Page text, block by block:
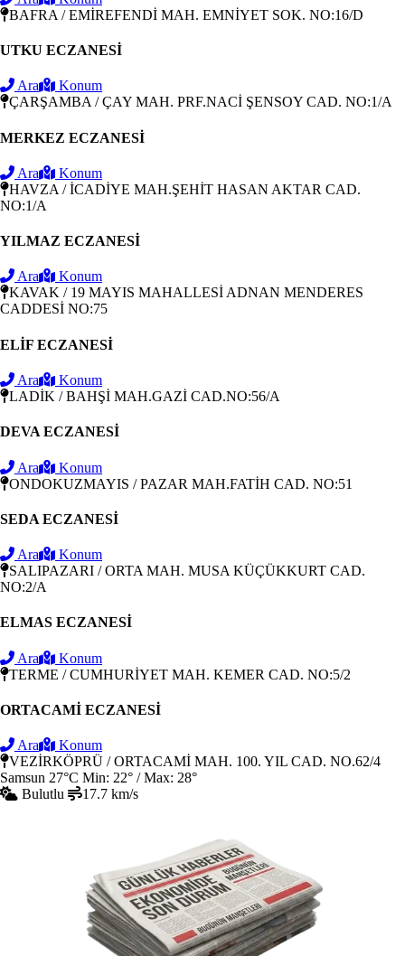
BAFRA / EMİREFENDİ MAH. EMNİYET SOK. NO:16/D
UTKU ECZANESİ
Ara
Konum
ÇARŞAMBA / ÇAY MAH. PRF.NACİ ŞENSOY CAD. NO:1/A
MERKEZ ECZANESİ
Ara
Konum
HAVZA / İCADİYE MAH.ŞEHİT HASAN AKTAR CAD.
NO:1/A
YILMAZ ECZANESİ
Ara
Konum
KAVAK / 19 MAYIS MAHALLESİ ADNAN MENDERES
CADDESİ NO:75
ELİF ECZANESİ
Ara
Konum
LADİK / BAHŞİ MAH.GAZİ CAD.NO:56/A
DEVA ECZANESİ
Ara
Konum
ONDOKUZMAYIS / PAZAR MAH.FATİH CAD. NO:51
SEDA ECZANESİ
Ara
Konum
SALIPAZARI / ORTA MAH. MUSA KÜÇÜKKURT CAD.
NO:2/A
ELMAS ECZANESİ
Ara
Konum
TERME / CUMHURİYET MAH. KEMER CAD. NO:5/2
ORTACAMİ ECZANESİ
Ara
Konum
VEZİRKÖPRÜ / ORTACAMİ MAH. 100. YIL CAD. NO.62/4
Samsun 27°C Min: 22° / Max: 28°
Bulutlu
17.7 km/s